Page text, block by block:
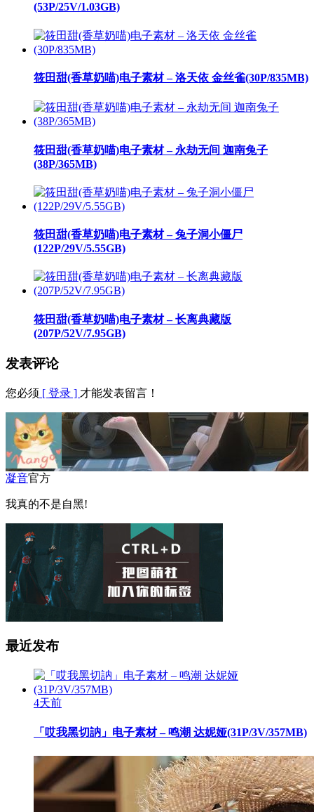
(53P/25V/1.03GB)
筱田甜(香草奶喵)电子素材 – 洛天依 金丝雀(30P/835MB)
筱田甜(香草奶喵)电子素材 – 永劫无间 迦南兔子
(38P/365MB)
筱田甜(香草奶喵)电子素材 – 兔子洞小僵尸
(122P/29V/5.55GB)
筱田甜(香草奶喵)电子素材 – 长离典藏版
(207P/52V/7.95GB)
发表评论
您必须 [ 登录 ] 才能发表留言！
凝音官方
我真的不是自黑!
最近发布
4天前
「哎我黑切訥」电子素材 – 鸣潮 达妮娅(31P/3V/357MB)